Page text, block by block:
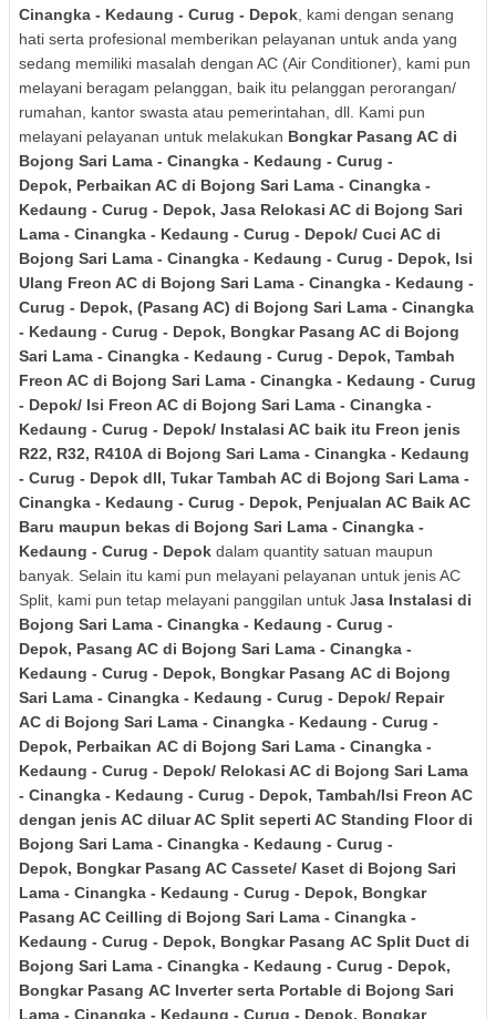
Cinangka - Kedaung - Curug - Depok , kami dengan senang
hati serta profesional memberikan pelayanan untuk anda yang
sedang memiliki masalah dengan AC (Air Conditioner), kami pun
melayani beragam pelanggan, baik itu pelanggan perorangan/
rumahan, kantor swasta atau pemerintahan, dll. Kami pun
melayani pelayanan untuk melakukan Bongkar Pasang AC di
Bojong Sari Lama - Cinangka - Kedaung - Curug -
Depok, Perbaikan AC di Bojong Sari Lama - Cinangka -
Kedaung - Curug - Depok, Jasa Relokasi AC di Bojong Sari
Lama - Cinangka - Kedaung - Curug - Depok/ Cuci AC di
Bojong Sari Lama - Cinangka - Kedaung - Curug - Depok, Isi
Ulang Freon AC di Bojong Sari Lama - Cinangka - Kedaung -
Curug - Depok, (Pasang AC) di Bojong Sari Lama - Cinangka
- Kedaung - Curug - Depok, Bongkar Pasang AC di Bojong
Sari Lama - Cinangka - Kedaung - Curug - Depok, Tambah
Freon AC di Bojong Sari Lama - Cinangka - Kedaung - Curug
- Depok/ Isi Freon AC di Bojong Sari Lama - Cinangka -
Kedaung - Curug - Depok/ Instalasi AC baik itu Freon jenis
R22, R32, R410A di Bojong Sari Lama - Cinangka - Kedaung
- Curug - Depok dll, Tukar Tambah AC di Bojong Sari Lama -
Cinangka - Kedaung - Curug - Depok, Penjualan AC Baik AC
Baru maupun bekas di Bojong Sari Lama - Cinangka -
Kedaung - Curug - Depok dalam quantity satuan maupun
banyak. Selain itu kami pun melayani pelayanan untuk jenis AC
Split, kami pun tetap melayani panggilan untuk Jasa Instalasi di
Bojong Sari Lama - Cinangka - Kedaung - Curug -
Depok, Pasang AC di Bojong Sari Lama - Cinangka -
Kedaung - Curug - Depok, Bongkar Pasang AC di Bojong
Sari Lama - Cinangka - Kedaung - Curug - Depok/ Repair
AC di Bojong Sari Lama - Cinangka - Kedaung - Curug -
Depok, Perbaikan AC di Bojong Sari Lama - Cinangka -
Kedaung - Curug - Depok/ Relokasi AC di Bojong Sari Lama
- Cinangka - Kedaung - Curug - Depok, Tambah/Isi Freon AC
dengan jenis AC diluar AC Split seperti AC Standing Floordi
Bojong Sari Lama - Cinangka - Kedaung - Curug -
Depok, Bongkar Pasang AC Cassete/ Kaset di Bojong Sari
Lama - Cinangka - Kedaung - Curug - Depok, Bongkar
Pasang AC Ceilling di Bojong Sari Lama - Cinangka -
Kedaung - Curug - Depok, Bongkar Pasang AC Split Duct di
Bojong Sari Lama - Cinangka - Kedaung - Curug - Depok,
Bongkar Pasang AC Inverterserta Portable di Bojong Sari
Lama - Cinangka - Kedaung - Curug - Depok, Bongkar